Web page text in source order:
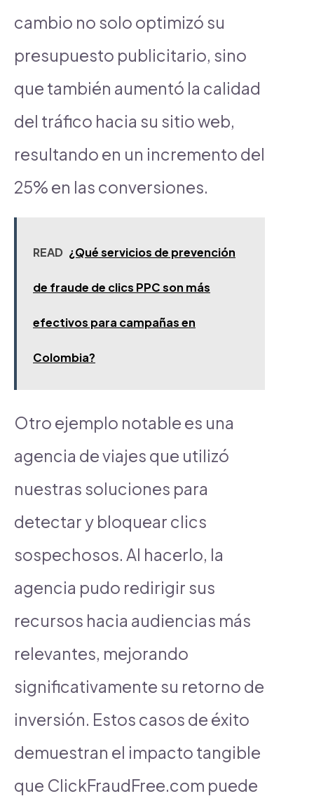
cambio no solo optimizó su
presupuesto publicitario, sino
que también aumentó la calidad
del tráfico hacia su sitio web,
resultando en un incremento del
25% en las conversiones.
READ ¿Qué servicios de prevención
de fraude de clics PPC son más
efectivos para campañas en
Colombia?
Otro ejemplo notable es una
agencia de viajes que utilizó
nuestras soluciones para
detectar y bloquear clics
sospechosos. Al hacerlo, la
agencia pudo redirigir sus
recursos hacia audiencias más
relevantes, mejorando
significativamente su retorno de
inversión. Estos casos de éxito
demuestran el impacto tangible
que ClickFraudFree.com puede